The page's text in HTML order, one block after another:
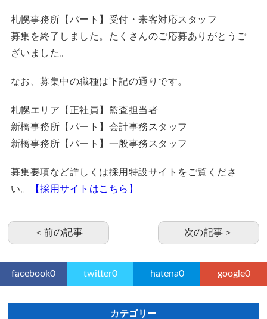
札幌事務所【パート】受付・来客対応スタッフ
募集を終了しました。たくさんのご応募ありがとうご
ざいました。
なお、募集中の職種は下記の通りです。
札幌エリア【正社員】監査担当者
新橋事務所【パート】会計事務スタッフ
新橋事務所【パート】一般事務スタッフ
募集要項など詳しくは採用特設サイトをご覧くださ
い。
【採用サイトはこちら】
＜前の記事 次の記事＞
facebook0 twitter0 hatena0 google0
カテゴリー